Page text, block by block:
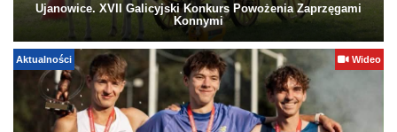
Ujanowice. XVII Galicyjski Konkurs Powożenia Zaprzęgami
Konnymi
Aktualności Wideo